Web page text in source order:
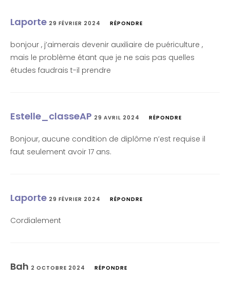
Laporte 29 FÉVRIER 2024 RÉPONDRE
bonjour , j’aimerais devenir auxiliaire de puériculture ,
mais le problème étant que je ne sais pas quelles
études faudrais t-il prendre
Estelle_classeAP 29 AVRIL 2024 RÉPONDRE
Bonjour, aucune condition de diplôme n’est requise il
faut seulement avoir 17 ans.
Laporte 29 FÉVRIER 2024 RÉPONDRE
Cordialement
Bah 2 OCTOBRE 2024 RÉPONDRE